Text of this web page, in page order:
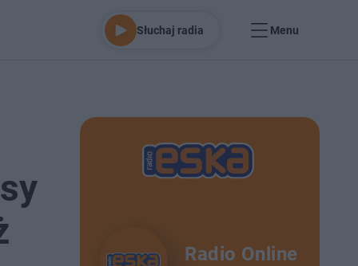
Słuchaj radia Menu
Radio Online